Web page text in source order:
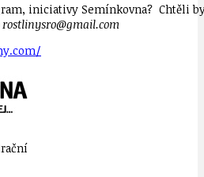
iniciativy Semínkovna? Chtěli
rostlinysro@gmail.com